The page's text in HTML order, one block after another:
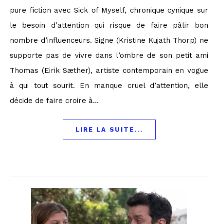
pure fiction avec Sick of Myself, chronique cynique sur
le besoin d’attention qui risque de faire pâlir bon
nombre d’influenceurs. Signe (Kristine Kujath Thorp) ne
supporte pas de vivre dans l’ombre de son petit ami
Thomas (Eirik Sæther), artiste contemporain en vogue
à qui tout sourit. En manque cruel d’attention, elle
décide de faire croire à…
LIRE LA SUITE...